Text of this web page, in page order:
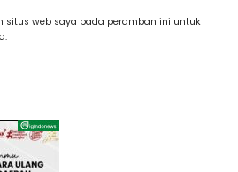
situs web saya pada peramban ini untuk